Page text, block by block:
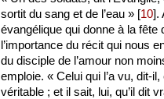
sortit du sang et de l’eau » [10].
évangélique qui donne à la fête
l’importance du récit qui nous
du disciple de l’amour non
emploie. « Celui qui l’a vu, dit-
véritable ; et il sait, lui, qu’il dit